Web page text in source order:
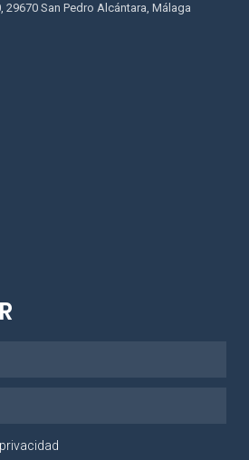
29670 San Pedro Alcántara, Málaga